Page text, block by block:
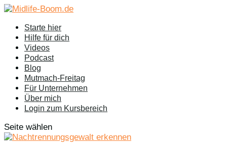
Starte hier
Hilfe für dich
Videos
Podcast
Blog
Mutmach-Freitag
Für Unternehmen
Über mich
Login zum Kursbereich
Seite wählen